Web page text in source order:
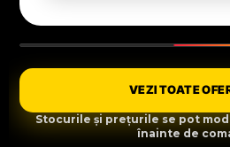
VEZI TOATE
Stocurile și prețurile se pot
înainte de